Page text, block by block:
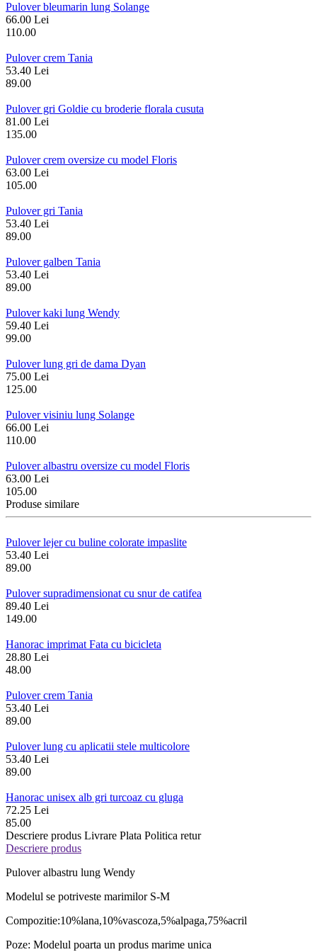
Pulover bleumarin lung Solange
66.00 Lei
110.00
Pulover crem Tania
53.40 Lei
89.00
Pulover gri Goldie cu broderie florala cusuta
81.00 Lei
135.00
Pulover crem oversize cu model Floris
63.00 Lei
105.00
Pulover gri Tania
53.40 Lei
89.00
Pulover galben Tania
53.40 Lei
89.00
Pulover kaki lung Wendy
59.40 Lei
99.00
Pulover lung gri de dama Dyan
75.00 Lei
125.00
Pulover visiniu lung Solange
66.00 Lei
110.00
Pulover albastru oversize cu model Floris
63.00 Lei
105.00
Produse similare
Pulover lejer cu buline colorate impaslite
53.40 Lei
89.00
Pulover supradimensionat cu snur de catifea
89.40 Lei
149.00
Hanorac imprimat Fata cu bicicleta
28.80 Lei
48.00
Pulover crem Tania
53.40 Lei
89.00
Pulover lung cu aplicatii stele multicolore
53.40 Lei
89.00
Hanorac unisex alb gri turcoaz cu gluga
72.25 Lei
85.00
Descriere produs Livrare Plata Politica retur
Descriere produs
Pulover albastru lung Wendy
Modelul se potriveste marimilor S-M
Compozitie:10%lana,10%vascoza,5%alpaga,75%acril
Poze: Modelul poarta un produs marime unica